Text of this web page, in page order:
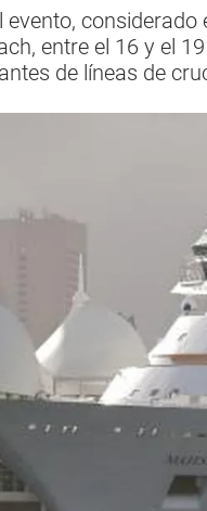
evento,
entre el 16 y el
de líneas de